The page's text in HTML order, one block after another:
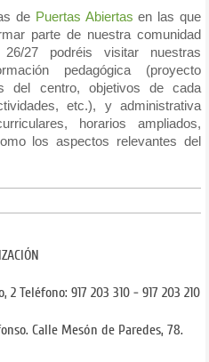
de Puertas Abiertas en las que
parte de nuestra comunidad
27 podréis visitar nuestras
pedagógica (proyecto
del centro, objetivos de cada
etc.), y administrativa
horarios ampliados,
los aspectos relevantes del
2 Teléfono: 917 203 310 - 917 203 210
Calle Mesón de Paredes, 78.